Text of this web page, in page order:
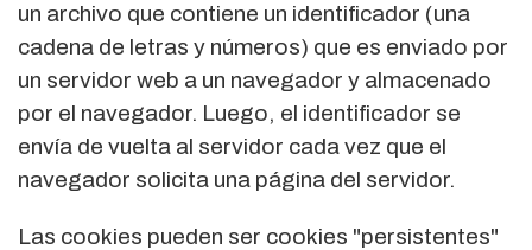
un archivo que contiene un identificador (una
cadena de letras y números) que es enviado por
un servidor web a un navegador y almacenado
por el navegador. Luego, el identificador se
envía de vuelta al servidor cada vez que el
navegador solicita una página del servidor.
Las cookies pueden ser cookies "persistentes"